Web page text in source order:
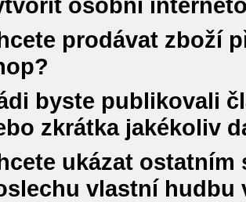
prodávat zboží
byste publikovali
zkrátka jakékoliv
ukázat
vlastní hudbu